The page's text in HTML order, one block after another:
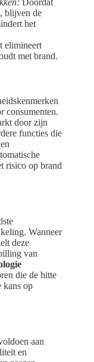
Doordat
blijven de
het
elimineert
met brand.
consumenten.
door zijn
functies die
risico op brand
Wanneer
deze
van
die de hitte
kans op
aan
en